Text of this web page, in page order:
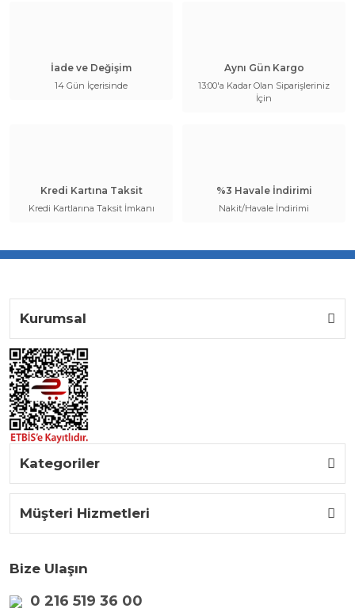
İade ve Değişim
14 Gün İçerisinde
Aynı Gün Kargo
13:00'a Kadar Olan Siparişleriniz
İçin
Kredi Kartına Taksit
Kredi Kartlarına Taksit İmkanı
%3 Havale İndirimi
Nakit/Havale İndirimi
Kurumsal
Kategoriler
Müşteri Hizmetleri
Bize Ulaşın
0 216 519 36 00